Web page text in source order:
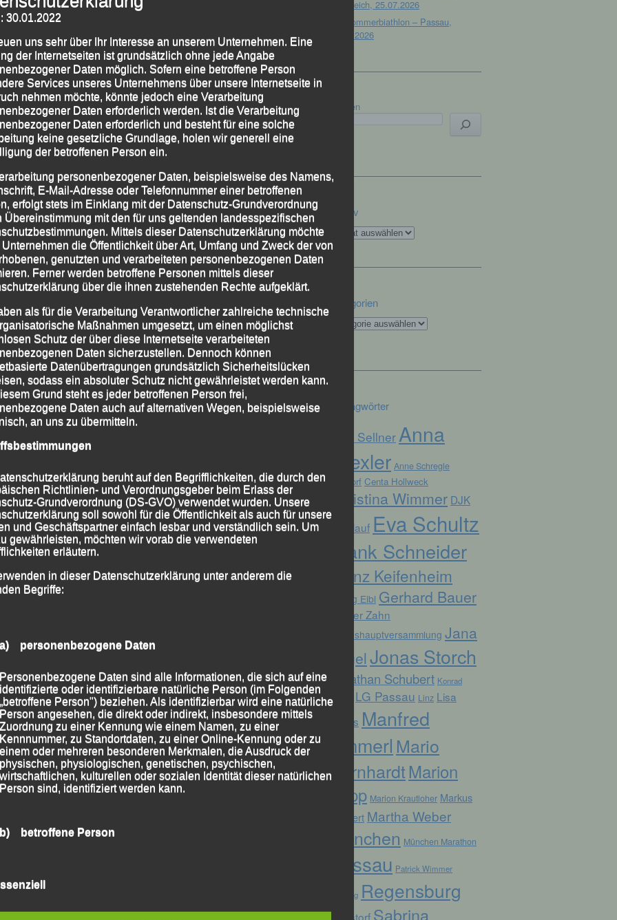
beim Osserlauf, den die Sportvereinigung Lam
der in der Männerklasse die 5km-Strecke
sehr anspruchsvollen Geläuf den 2. Rang in
|Markiert mitLam,Osserlauf
Stadtlauf, Ried (AUT), 20. August 2016→
Österreich, 25.07.2026
32. Sommerbiathlon – Passau,
18.07.2026
Suchen
Archiv
Archiv
Kategorien
Kategorien
Schlagwörter
Alex Sellner Anna
Drexler Anne Schregle
Arnstorf Centa Hollweck
Christina Wimmer DJK
Domlauf Eva Schultz
Frank Schneider
Franz Keifenheim
Georg Eibl Gerhard Bauer
Günter Zahn
Jahreshauptversammlung Jana
Vogel Jonas Storch
Jonathan Schubert Konrad
Kufner
LG Passau Linz Lisa
Fuchs Manfred
Ammerl Mario
BernhardtMarion
Kopp Marion Krautloher Markus
Weinert Martha Weber
München München Marathon
Passau Patrick Wimmer
Pocking Regensburg
Ruhstorf Sabrina
30.01.2022
uns sehr über Ihr Interesse an unserem Unternehmen. Eine
der Internetseiten ist grundsätzlich ohne jede Angabe
Daten möglich. Sofern eine betroffene Person
Services unseres Unternehmens über unsere Internetseite in
nehmen möchte, könnte jedoch eine Verarbeitung
Daten erforderlich werden. Ist die Verarbeitung
Daten erforderlich und besteht für eine solche
keine gesetzliche Grundlage, holen wir generell eine
der betroffenen Person ein.
personenbezogener Daten, beispielsweise des Namens,
E-Mail-Adresse oder Telefonnummer einer betroffenen
erfolgt stets im Einklang mit der Datenschutz-Grundverordnung
Übereinstimmung mit den für uns geltenden landesspezifischen
Mittels dieser Datenschutzerklärung möchte
die Öffentlichkeit über Art, Umfang und Zweck der von
genutzten und verarbeiteten personenbezogenen Daten
Ferner werden betroffene Personen mittels dieser
über die ihnen zustehenden Rechte aufgeklärt.
als für die Verarbeitung Verantwortlicher zahlreiche technische
Maßnahmen umgesetzt, um einen möglichst
Schutz der über diese Internetseite verarbeiteten
Daten sicherzustellen. Dennoch können
Datenübertragungen grundsätzlich Sicherheitslücken
sodass ein absoluter Schutz nicht gewährleistet werden kann.
Grund steht es jeder betroffenen Person frei,
Daten auch auf alternativen Wegen, beispielsweise
an uns zu übermitteln.
beruht auf den Begrifflichkeiten, die durch den
Richtlinien- und Verordnungsgeber beim Erlass der
Grundverordnung (DS-GVO) verwendet wurden. Unsere
soll sowohl für die Öffentlichkeit als auch für unsere
und Geschäftspartner einfach lesbar und verständlich sein. Um
gewährleisten, möchten wir vorab die verwendeten
erläutern.
in dieser Datenschutzerklärung unter anderem die
Begriffe:
a) personenbezogene Daten
Personenbezogene Daten sind alle Informationen, die sich auf eine
identifizierte oder identifizierbare natürliche Person (im Folgenden
„betroffene Person") beziehen. Als identifizierbar wird eine natürliche
Person angesehen, die direkt oder indirekt, insbesondere mittels
Zuordnung zu einer Kennung wie einem Namen, zu einer
Kennnummer, zu Standortdaten, zu einer Online-Kennung oder zu
einem oder mehreren besonderen Merkmalen, die Ausdruck der
physischen, physiologischen, genetischen, psychischen,
wirtschaftlichen, kulturellen oder sozialen Identität dieser natürlichen
Person sind, identifiziert werden kann.
b) betroffene Person
Verarbeitung Verantwortlichen verarbeitet werden.